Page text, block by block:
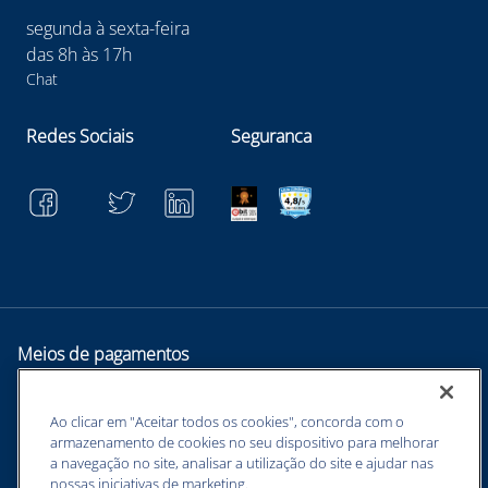
segunda à sexta-feira
das 8h às 17h
Chat
Redes Sociais Seguranca
Meios de pagamentos
Ao clicar em "Aceitar todos os cookies", concorda com o
armazenamento de cookies no seu dispositivo para melhorar
a navegação no site, analisar a utilização do site e ajudar nas
nossas iniciativas de marketing.